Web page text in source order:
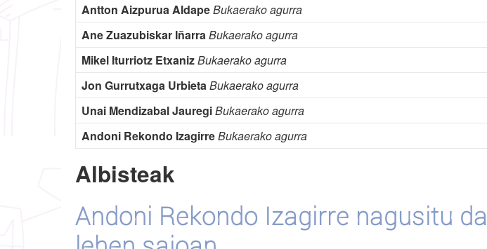
Antton Aizpurua AldapeBukaerako agurra
Ane Zuazubiskar Iñarra Bukaerako agurra
Mikel Iturriotz EtxanizBukaerako agurra
Jon Gurrutxaga Urbieta Bukaerako agurra
Unai Mendizabal JauregiBukaerako agurra
Andoni Rekondo IzagirreBukaerako agurra
Albisteak
Andoni Rekondo Izagirre nagusitu da